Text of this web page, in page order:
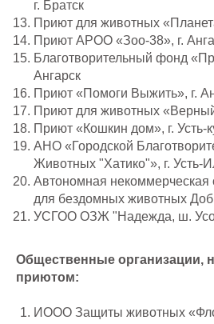
г. Братск
Приют для животных
Приют АРОО «Зоо-38», г.
Благотворительный фонд
Ангарск
Приют «Помоги Выжить», г.
Приют для животных «Верный
Приют «Кошкин дом», г. Усть-
АНО «Городской
Животных "Хатико"», г. Усть-
Автономная некоммерческая
для бездомных животных
УСГОО ОЗЖ "Надежда, ш.
Общественные организации,
приютом:
ИООО Защиты животных